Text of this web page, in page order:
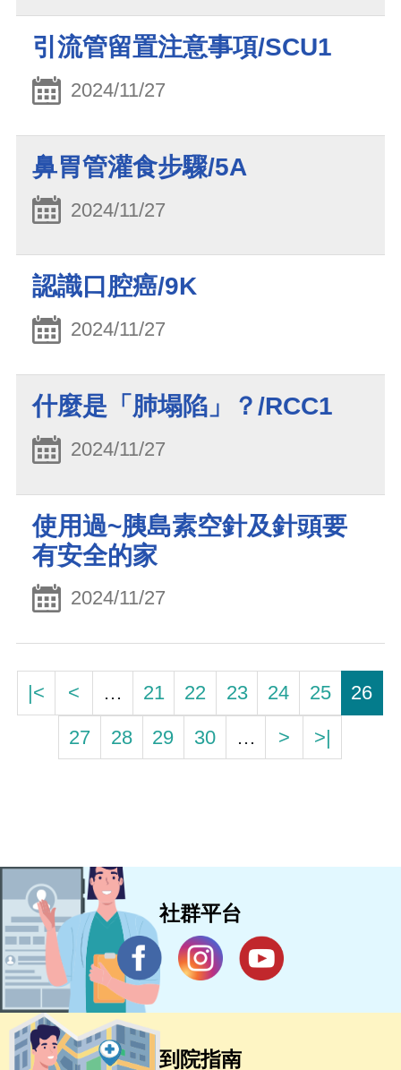
引流管留置注意事項/SCU1
2024/11/27
鼻胃管灌食步驟/5A
2024/11/27
認識口腔癌/9K
2024/11/27
什麼是「肺塌陷」？/RCC1
2024/11/27
使用過~胰島素空針及針頭要
有安全的家
2024/11/27
|< < … 21 22 23 24 25
26
27
28 29 30 … > >|
社群平台
到院指南